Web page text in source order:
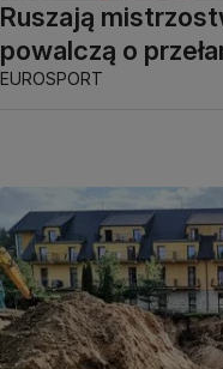
Ruszają
powalczą o
EUROSPORT